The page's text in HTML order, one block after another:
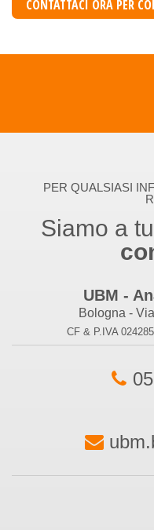
CONTATTACI ORA PER
PER QUALSIASI
Siamo a
UBM -
Bologna -
CF & P.IVA